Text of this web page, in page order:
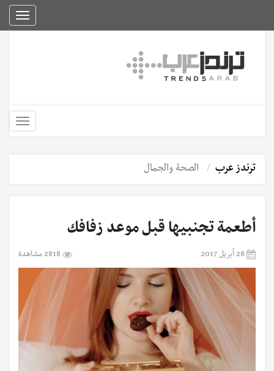
Toggle
Toggle
ترندز عرب الصحة والجمال
أطعمة تجنبيها قبل موعد زفافك
28 أبريل 2017 2818 مشاهدة